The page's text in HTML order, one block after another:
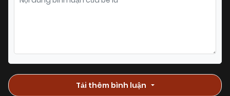
(VIP)
Tải thêm bình luận